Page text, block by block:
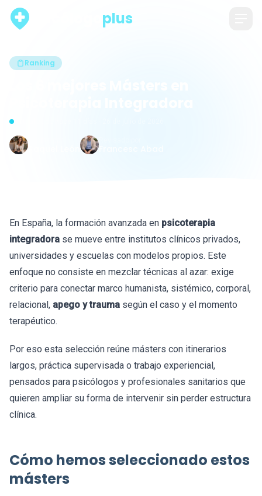
plus
Ranking
En España, la formación avanzada en psicoterapia
integradora se mueve entre institutos clínicos privados,
universidades y escuelas con modelos propios. Este
enfoque no consiste en mezclar técnicas al azar: exige
criterio para conectar marco humanista, sistémico, corporal,
relacional, apego y trauma según el caso y el momento
terapéutico.
Por eso esta selección reúne másters con itinerarios
largos, práctica supervisada o trabajo experiencial,
pensados para psicólogos y profesionales sanitarios que
quieren ampliar su forma de intervenir sin perder estructura
clínica.
Cómo hemos seleccionado estos
másters